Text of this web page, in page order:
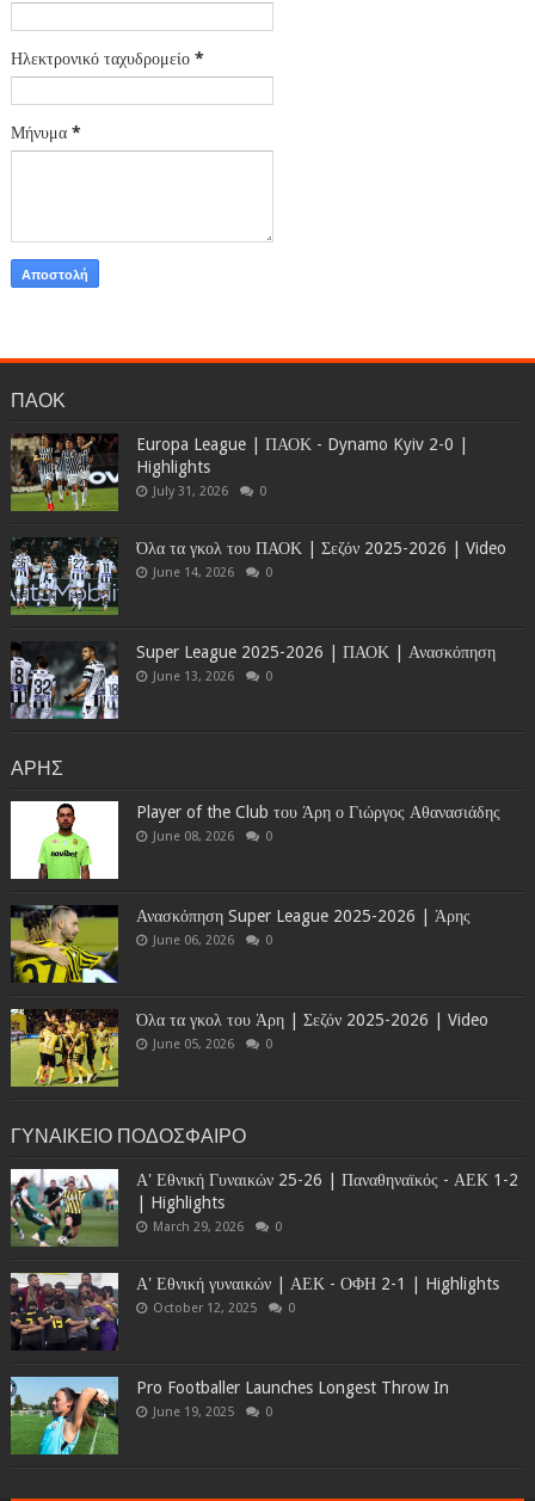
Ηλεκτρονικό ταχυδρομείο *
Μήνυμα *
ΠΑΟΚ
Europa League | ΠΑΟΚ - Dynamo Kyiv 2-0 |
Highlights
July 31, 2026 0
Όλα τα γκολ του ΠΑΟΚ | Σεζόν 2025-2026 | Video
June 14, 2026 0
Super League 2025-2026 | ΠΑΟΚ | Ανασκόπηση
June 13, 2026 0
ΑΡΗΣ
Player of the Club του Άρη ο Γιώργος Αθανασιάδης
June 08, 2026 0
Ανασκόπηση Super League 2025-2026 | Άρης
June 06, 2026 0
Όλα τα γκολ του Άρη | Σεζόν 2025-2026 | Video
June 05, 2026 0
ΓΥΝΑΙΚΕΙΟ ΠΟΔΟΣΦΑΙΡΟ
Α' Εθνική Γυναικών 25-26 | Παναθηναϊκός - ΑΕΚ 1-2
| Highlights
March 29, 2026 0
Α' Εθνική γυναικών | ΑΕΚ - ΟΦΗ 2-1 | Highlights
October 12, 2025 0
Pro Footballer Launches Longest Throw In
June 19, 2025 0